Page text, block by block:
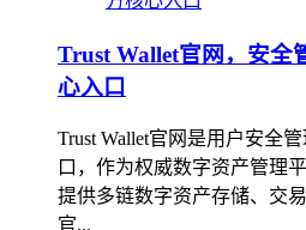
Trust Wallet官网，安全
心入口
Trust Wallet官网是用户安全
口，作为权威数字资产管理
提供多链数字资产存储、交
官...